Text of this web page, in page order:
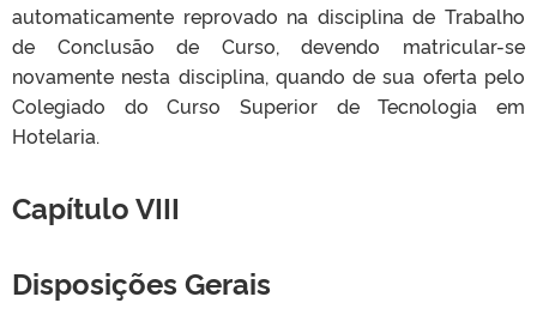
automaticamente reprovado na disciplina de Trabalho
de Conclusão de Curso, devendo matricular-se
novamente nesta disciplina, quando de sua oferta pelo
Colegiado do Curso Superior de Tecnologia em
Hotelaria.
Capítulo VIII
Disposições Gerais